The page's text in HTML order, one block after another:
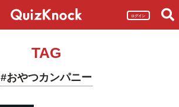
ログイン
TAG
#おやつカンパニー